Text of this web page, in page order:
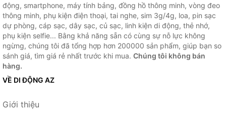
động, smartphone, máy tính bảng, đồng hồ thông minh, vòng đeo
thông minh, phụ kiện điện thoại, tai nghe, sim 3g/4g, loa, pin sạc
dự phòng, cáp sạc, dây sạc, củ sạc, linh kiện di động, thẻ nhớ,
phụ kiện selfie... Bằng khả năng sẵn có cùng sự nỗ lực không
ngừng, chúng tôi đã tổng hợp hơn 200000 sản phẩm, giúp bạn so
sánh giá, tìm giá rẻ nhất trước khi mua. Chúng tôi không bán
hàng.
VỀ DI ĐỘNG AZ
Giới thiệu